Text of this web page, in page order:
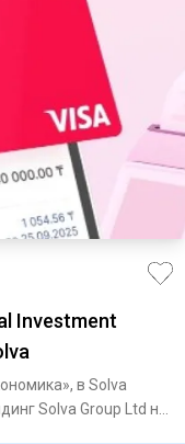
Investment
в Solva
Solva Group Ltd на